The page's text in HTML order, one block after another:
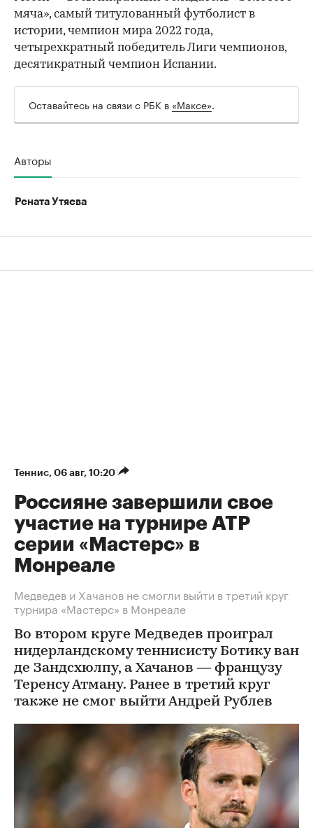
мяча», самый титулованный футболист в
истории, чемпион мира 2022 года,
четырехкратный победитель Лиги чемпионов,
десятикратный чемпион Испании.
Оставайтесь на связи с РБК в «Максе».
Авторы
Рената Утяева
Теннис⁠, 06 авг, 10:20
Россияне завершили свое
участие на турнире ATP
серии «Мастерс» в
Монреале
Медведев и Хачанов не смогли выйти в третий круг
турнира «Мастерс» в Монреале
Во втором круге Медведев проиграл
нидерландскому теннисисту Ботику ван
де Зандсхюлпу, а Хачанов — французу
Теренсу Атману. Ранее в третий круг
также не смог выйти Андрей Рублев